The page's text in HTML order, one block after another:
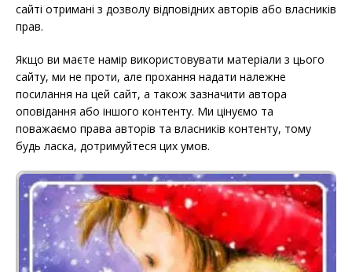
сайті отримані з дозволу відповідних авторів або власників
прав.
Якщо ви маєте намір використовувати матеріали з цього
сайту, ми не проти, але прохання надати належне
посилання на цей сайт, а також зазначити автора
оповідання або іншого контенту. Ми цінуємо та
поважаємо права авторів та власників контенту, тому
будь ласка, дотримуйтеся цих умов.